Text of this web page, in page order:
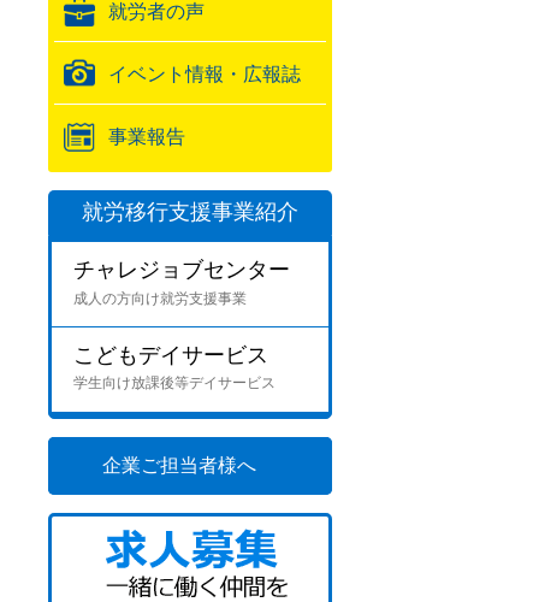
就労者の声
イベント情報・広報誌
事業報告
就労移行支援事業紹介
チャレジョブセンター
成人の方向け就労支援事業
こどもデイサービス
学生向け放課後等デイサービス
企業ご担当者様へ